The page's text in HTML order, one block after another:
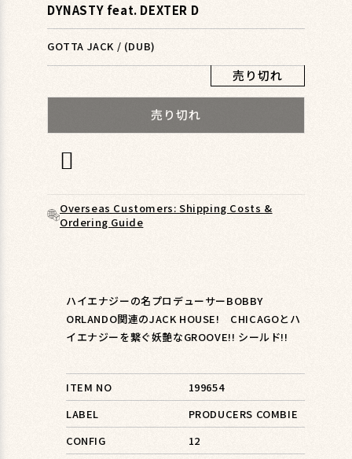
ル
で
メ
(1)
開
DYNASTY feat. DEXTER D
GOTTA JACK / (DUB)
売り切れ
売り切れ
Overseas Customers: Shipping Costs &
Ordering Guide
ハイエナジーの名プロデューサーBOBBY
ORLANDO関連のJACK HOUSE! CHICAGOとハ
イエナジーを繋ぐ妖艶なGROOVE!! シールド!!
ITEM NO
199654
LABEL
PRODUCERS COMBIE
CONFIG
12